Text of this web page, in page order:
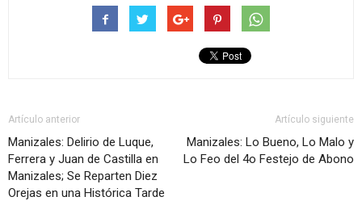
Artículo anterior
Manizales: Delirio de Luque,
Ferrera y Juan de Castilla en
Manizales; Se Reparten Diez
Orejas en una Histórica Tarde
Artículo siguiente
Manizales: Lo Bueno, Lo Malo y
Lo Feo del 4o Festejo de Abono